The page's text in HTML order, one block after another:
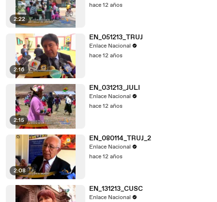
2:22
hace 12 años
2:16
EN_051213_TRUJ
Enlace Nacional
hace 12 años
2:15
EN_031213_JULI
Enlace Nacional
hace 12 años
2:08
EN_080114_TRUJ_2
Enlace Nacional
hace 12 años
EN_131213_CUSC
Enlace Nacional